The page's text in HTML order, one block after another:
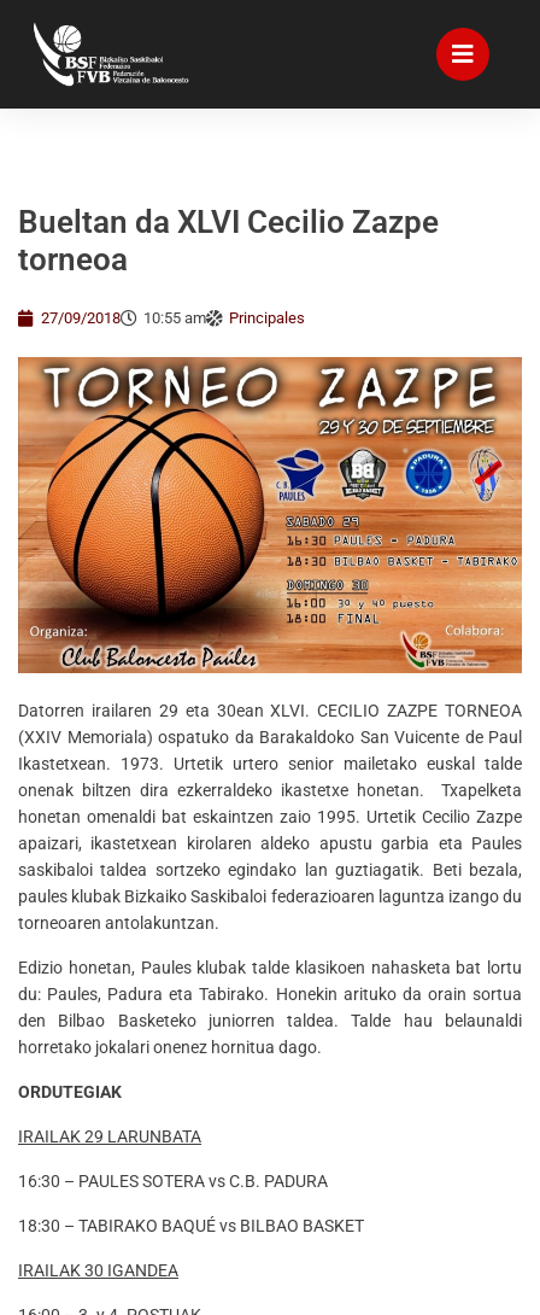
Bueltan da XLVI Cecilio Zazpe
torneoa
27/09/2018 10:55 am Principales
Datorren irailaren 29 eta 30ean XLVI. CECILIO ZAZPE TORNEOA
(XXIV Memoriala) ospatuko da Barakaldoko San Vuicente de Paul
Ikastetxean. 1973. Urtetik urtero senior mailetako euskal talde
onenak biltzen dira ezkerraldeko ikastetxe honetan. Txapelketa
honetan omenaldi bat eskaintzen zaio 1995. Urtetik Cecilio Zazpe
apaizari, ikastetxean kirolaren aldeko apustu garbia eta Paules
saskibaloi taldea sortzeko egindako lan guztiagatik. Beti bezala,
paules klubak Bizkaiko Saskibaloi federazioaren laguntza izango du
torneoaren antolakuntzan.
Edizio honetan, Paules klubak talde klasikoen nahasketa bat lortu
du: Paules, Padura eta Tabirako. Honekin arituko da orain sortua
den Bilbao Basketeko juniorren taldea. Talde hau belaunaldi
horretako jokalari onenez hornitua dago.
ORDUTEGIAK
IRAILAK 29 LARUNBATA
16:30 – PAULES SOTERA vs C.B. PADURA
18:30 – TABIRAKO BAQUÉ vs BILBAO BASKET
IRAILAK 30 IGANDEA